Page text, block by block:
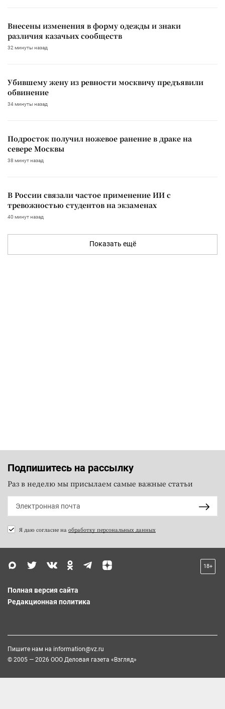
Внесены изменения в форму одежды и знаки
различия казачьих сообществ
32 минуты назад
Убившему жену из ревности москвичу предъявили
обвинение
34 минуты назад
Подросток получил ножевое ранение в драке на
севере Москвы
38 минут назад
В России связали частое применение ИИ с
тревожностью студентов на экзаменах
40 минут назад
Показать ещё
Подпишитесь на рассылку
Раз в неделю мы присылаем самые важные статьи
Я даю согласие на обработку персональных данных
18+
Полная версия сайта
Редакционная политика
Пишите нам на information@vz.ru
© 2005 — 2026 ООО Деловая газета «Взгляд»